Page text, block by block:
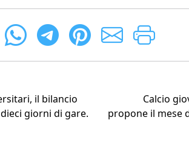
il bilancio
giorni di gare.
Calcio
propone il mese